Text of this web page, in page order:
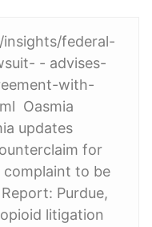
federal-
- advises-
with-
Oasmia
updates
for
complaint to be
Purdue,
litigation